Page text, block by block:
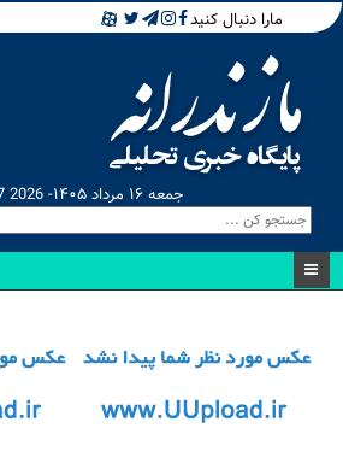
مارا دنبال کنید
جمعه ۱۶ مرداد ۱۴۰۵- Aug 7 2026